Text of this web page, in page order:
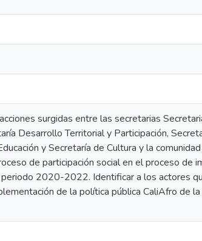
surgidas entre las secretarias
Desarrollo Territorial y Participación,
y Secretaría de Cultura y la
de participación social en el proceso de
2020-2022. Identificar a los actores
de la política pública CaliAfro de